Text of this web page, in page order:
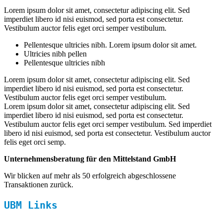
Lorem ipsum dolor sit amet, consectetur adipiscing elit. Sed
imperdiet libero id nisi euismod, sed porta est consectetur.
Vestibulum auctor felis eget orci semper vestibulum.
Pellentesque ultricies nibh. Lorem ipsum dolor sit amet.
Ultricies nibh pellen
Pellentesque ultricies nibh
Lorem ipsum dolor sit amet, consectetur adipiscing elit. Sed
imperdiet libero id nisi euismod, sed porta est consectetur.
Vestibulum auctor felis eget orci semper vestibulum.
Lorem ipsum dolor sit amet, consectetur adipiscing elit. Sed
imperdiet libero id nisi euismod, sed porta est consectetur.
Vestibulum auctor felis eget orci semper vestibulum. Sed imperdiet
libero id nisi euismod, sed porta est consectetur. Vestibulum auctor
felis eget orci semp.
Unternehmensberatung für den Mittelstand GmbH
Wir blicken auf mehr als 50 erfolgreich abgeschlossene
Transaktionen zurück.
UBM Links